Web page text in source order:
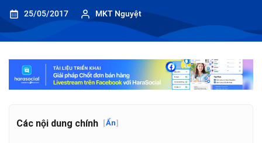
25/05/2017 MKT Nguyệt
Các nội dung chính [Ẩn]